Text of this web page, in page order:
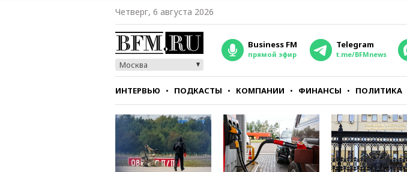
Четверг, 6 августа 2026
Москва
Business FM
прямой эфир
Telegram
t.me/BFMnews
ИНТЕРВЬЮ ПОДКАСТЫ КОМПАНИИ ФИНАНСЫ ПОЛИТИКА
СТИЛЬ ТЕСТЫ